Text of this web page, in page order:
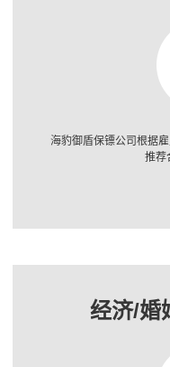
海豹御盾保镖公司根据
推荐
经济/婚